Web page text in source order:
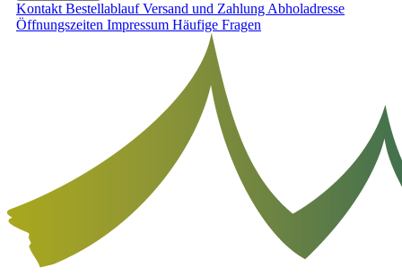
Kontakt BestellablaufVersand und Zahlung Abholadresse
Öffnungszeiten Impressum Häufige Fragen